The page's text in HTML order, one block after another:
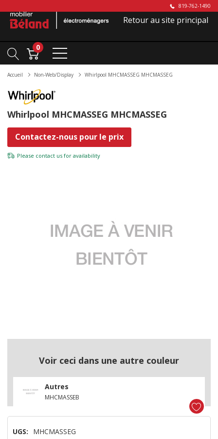
819-762-1490
Retour au site principal
0
Accueil Non-Web/Display Whirlpool MHCMASSEG MHCMASSEG
Whirlpool MHCMASSEG MHCMASSEG
Contactez-nous pour le prix
Please contact us for availability
Voir ceci dans une autre couleur
Autres
MHCMASSEB
UGS: MHCMASSEG